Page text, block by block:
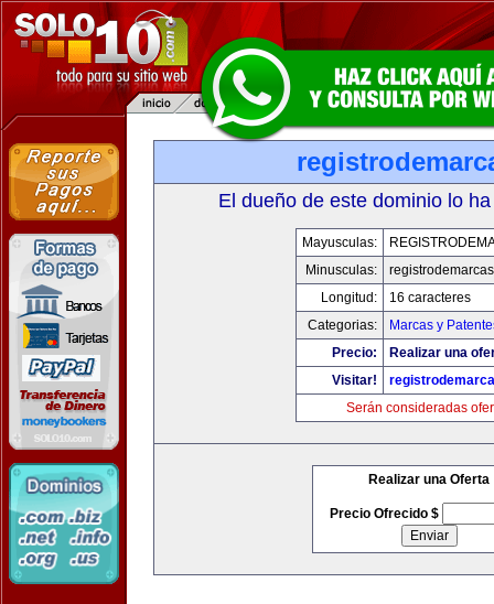
El dueño de este dominio lo
Mayusculas:
Minusculas:
Longitud:
16 caracteres
Categorias:
Marcas y
Precio:
Realizar una
Visitar!
Serán consideradas
Realizar una Oferta
Precio Ofrecido $